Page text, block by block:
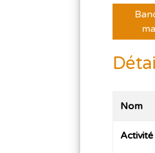
Nom
Activité